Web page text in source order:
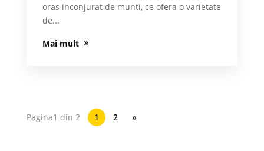
oras inconjurat de munti, ce ofera o varietate
de...
Mai mult
Pagina1 din 2 1 2 »